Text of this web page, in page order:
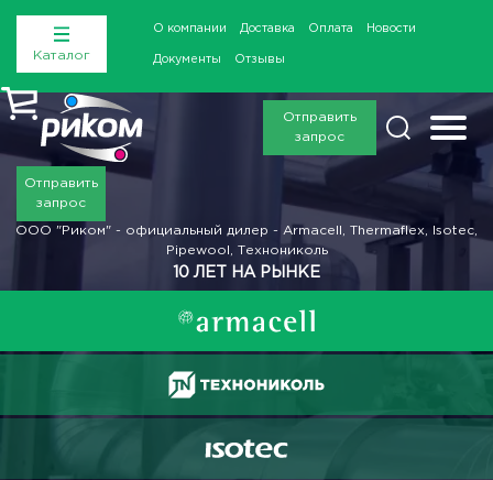
Каталог
О компании Доставка Оплата Новости
Документы Отзывы
Отправить
запрос
Отправить
запрос
ООО "Риком" - официальный дилер - Armacell, Thermaflex, Isotec,
Pipewool, Технониколь
10 ЛЕТ НА РЫНКЕ